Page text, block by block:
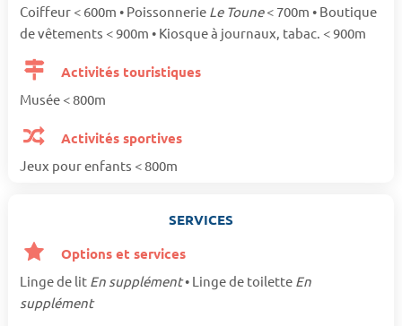
Coiffeur < 600m • Poissonnerie Le Toune< 700m • Boutique
de vêtements < 900m • Kiosque à journaux, tabac. < 900m
Activités touristiques
Musée < 800m
Activités sportives
Jeux pour enfants < 800m
SERVICES
Options et services
Linge de lit En supplément• Linge de toilette En
supplément